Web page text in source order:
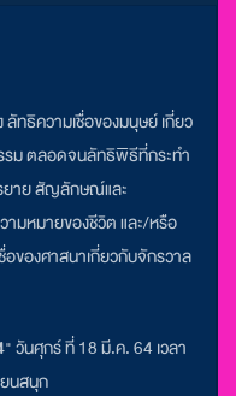
ทธิความเชื่อของมนุษย์ เกี่ยว
รม ตลอดจนลัทธิพิธีที่กระทำ
ยาย สัญลักษณ์และ
มหมายของชีวิต และ/หรือ
ของศาสนาเกี่ยวกับจักรวาล
" วันศุกร์ ที่ 18 มี.ค. 64 เวลา
นสนุก